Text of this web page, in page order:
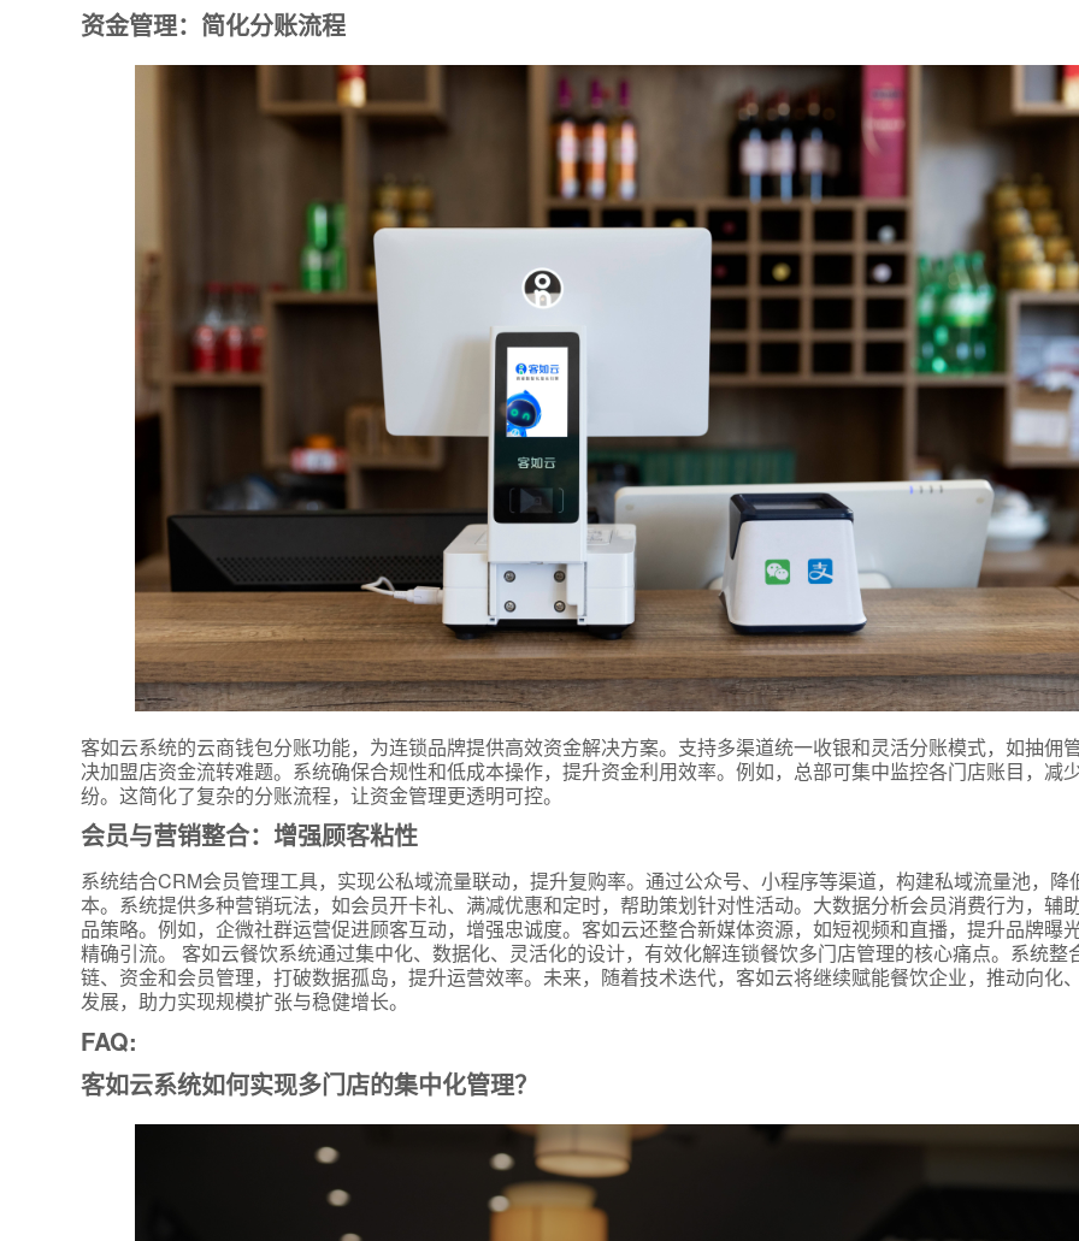
资金管理：简化分账流程
客如云系统的云商钱包分账功能，为连锁品牌提供高效资金解决方案。支持多渠道统一收银和灵活分账模式，如抽佣
决加盟店资金流转难题。系统确保合规性和低成本操作，提升资金利用效率。例如，总部可集中监控各门店账目，减
纷。这简化了复杂的分账流程，让资金管理更透明可控。
会员与营销整合：增强顾客粘性
系统结合CRM会员管理工具，实现公私域流量联动，提升复购率。通过公众号、小程序等渠道，构建私域流量池，降
本。系统提供多种营销玩法，如会员开卡礼、满减优惠和定时，帮助策划针对性活动。大数据分析会员消费行为，辅
品策略。例如，企微社群运营促进顾客互动，增强忠诚度。客如云还整合新媒体资源，如短视频和直播，提升品牌曝
精确引流。 客如云餐饮系统通过集中化、数据化、灵活化的设计，有效化解连锁餐饮多门店管理的核心痛点。系统整
链、资金和会员管理，打破数据孤岛，提升运营效率。未来，随着技术迭代，客如云将继续赋能餐饮企业，推动向化
发展，助力实现规模扩张与稳健增长。
FAQ:
客如云系统如何实现多门店的集中化管理？
我的姓名
附加留言
预约试用
我是老客户，了解最新优惠